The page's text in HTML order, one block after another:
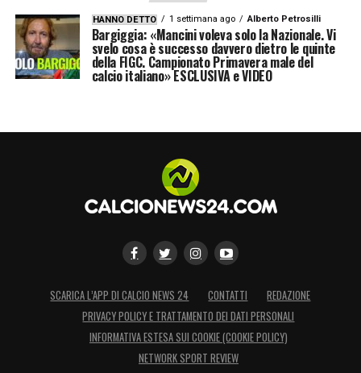
HANNO DETTO 1 settimana ago Alberto Petrosilli
Bargiggia: «Mancini voleva solo la Nazionale. Vi
svelo cosa è successo davvero dietro le quinte
della FIGC. Campionato Primavera male del
calcio italiano» ESCLUSIVA e VIDEO
SCARICA L’APP DI CALCIO NEWS 24 CONTATTI
REDAZIONE
PRIVACY POLICY E TRATTAMENTO DEI DATI PERSONALI
INFORMATIVA ESTESA SUI COOKIE (COOKIE POLICY)
NETWORK SPORT REVIEW